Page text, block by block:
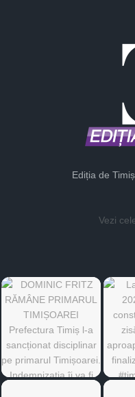
Ediția de
Vezi